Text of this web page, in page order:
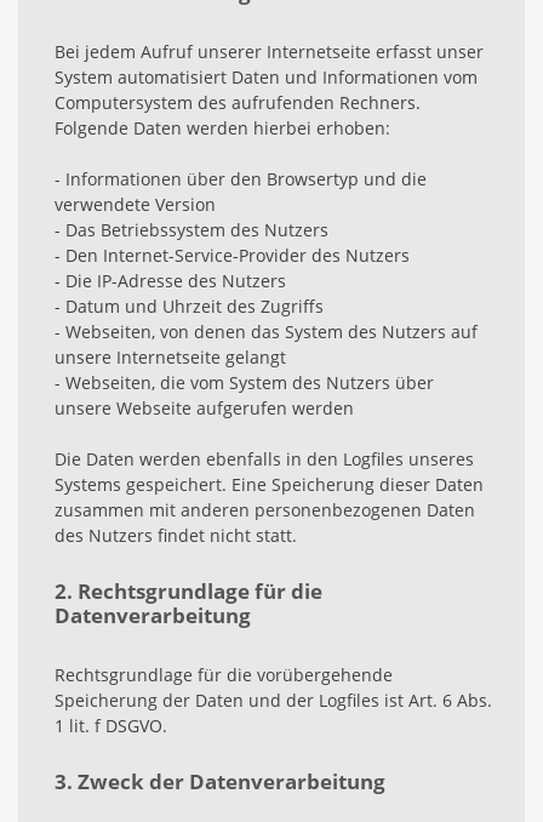
Bei jedem Aufruf unserer Internetseite erfasst unser
System automatisiert Daten und Informationen vom
Computersystem des aufrufenden Rechners.
Folgende Daten werden hierbei erhoben:
- Informationen über den Browsertyp und die
verwendete Version
- Das Betriebssystem des Nutzers
- Den Internet-Service-Provider des Nutzers
- Die IP-Adresse des Nutzers
- Datum und Uhrzeit des Zugriffs
- Webseiten, von denen das System des Nutzers auf
unsere Internetseite gelangt
- Webseiten, die vom System des Nutzers über
unsere Webseite aufgerufen werden
Die Daten werden ebenfalls in den Logfiles unseres
Systems gespeichert. Eine Speicherung dieser Daten
zusammen mit anderen personenbezogenen Daten
des Nutzers findet nicht statt.
2. Rechtsgrundlage für die
Datenverarbeitung
Rechtsgrundlage für die vorübergehende
Speicherung der Daten und der Logfiles ist Art. 6 Abs.
1 lit. f DSGVO.
3. Zweck der Datenverarbeitung